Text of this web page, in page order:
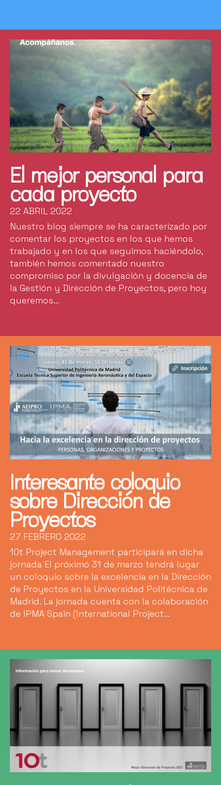
El mejor personal para
cada proyecto
22 ABRIL 2022
Nuestro blog siempre se ha caracterizado por
comentar los proyectos en los que hemos
trabajado y en los que seguimos haciéndolo,
también hemos comentado nuestro
compromiso por la divulgación y docencia de
la Gestión y Dirección de Proyectos, pero hoy
queremos...
Interesante coloquio
sobre Dirección de
Proyectos
27 FEBRERO 2022
10t Project Management participará en dicha
jornada El próximo 31 de marzo tendrá lugar
un coloquio sobre la excelencia en la Dirección
de Proyectos en la Universidad Politécnica de
Madrid. La jornada cuenta con la colaboración
de IPMA Spain (International Project...